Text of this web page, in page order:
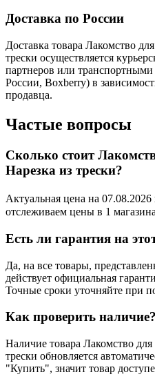
Доставка по России
Доставка товара Лакомство
трески осуществляется
партнеров или
России, Boxberry) в
продавца.
Частые вопросы
Сколько стоит
Нарезка из трески?
Актуальная цена на
отслеживаем цены в 1
Есть ли гарантия на
Да, на все товары,
действует официальная
Точные сроки уточняйте при
Как проверить наличие?
Наличие товара Лакомство
трески обновляется
"Купить", значит товар